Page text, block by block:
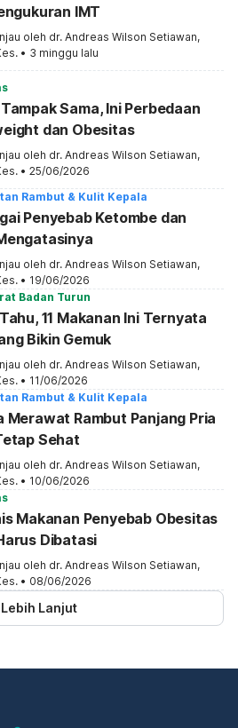
IMT
oleh dr. Andreas Wilson Setiawan,
• 3 minggu lalu
Sama, Ini Perbedaan
dan Obesitas
oleh dr. Andreas Wilson Setiawan,
• 25/06/2026
Rambut & Kulit Kepala
Penyebab Ketombe dan
oleh dr. Andreas Wilson Setiawan,
• 19/06/2026
Badan Turun
11 Makanan Ini Ternyata
Bikin Gemuk
oleh dr. Andreas Wilson Setiawan,
• 11/06/2026
Rambut & Kulit Kepala
Merawat Rambut Panjang Pria
Sehat
oleh dr. Andreas Wilson Setiawan,
• 10/06/2026
Makanan Penyebab Obesitas
Dibatasi
oleh dr. Andreas Wilson Setiawan,
• 08/06/2026
Lebih Lanjut